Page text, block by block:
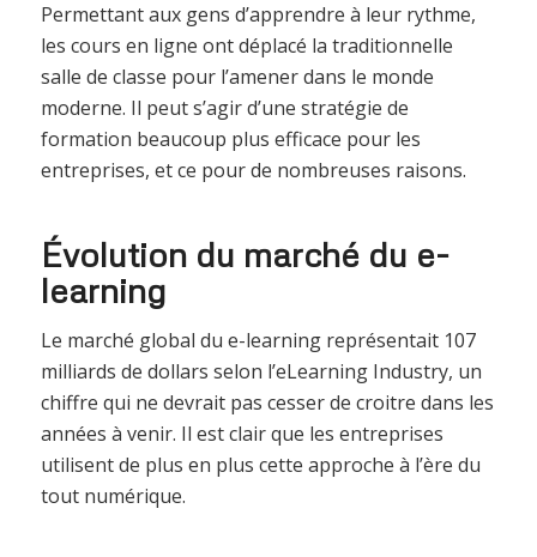
Permettant aux gens d’apprendre à leur rythme,
les cours en ligne ont déplacé la traditionnelle
salle de classe pour l’amener dans le monde
moderne. Il peut s’agir d’une stratégie de
formation beaucoup plus efficace pour les
entreprises, et ce pour de nombreuses raisons.
Évolution du marché du e-
learning
Le marché global du e-learning représentait 107
milliards de dollars selon l’eLearning Industry, un
chiffre qui ne devrait pas cesser de croitre dans les
années à venir. Il est clair que les entreprises
utilisent de plus en plus cette approche à l’ère du
tout numérique.